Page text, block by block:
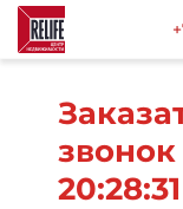
звонок
20:28:31